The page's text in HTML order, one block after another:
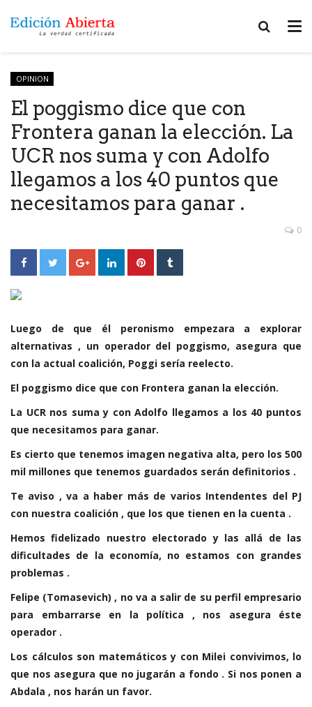
OPINION
El poggismo dice que con
Frontera ganan la elección. La
UCR nos suma y con Adolfo
llegamos a los 40 puntos que
necesitamos para ganar .
0
Luego de que él peronismo empezara a explorar
alternativas , un operador del poggismo, asegura que
con la actual coalición, Poggi sería reelecto.
El poggismo dice que con Frontera ganan la elección.
La UCR nos suma y con Adolfo llegamos a los 40 puntos
que necesitamos para ganar.
Es cierto que tenemos imagen negativa alta, pero los 500
mil millones que tenemos guardados serán definitorios .
Te aviso , va a haber más de varios Intendentes del PJ
con nuestra coalición , que los que tienen en la cuenta .
Hemos fidelizado nuestro electorado y las allá de las
dificultades de la economía, no estamos con grandes
problemas .
Felipe (Tomasevich) , no va a salir de su perfil empresario
para embarrarse en la política , nos asegura éste
operador .
Los cálculos son matemáticos y con Milei convivimos, lo
que nos asegura que no jugarán a fondo . Si nos ponen a
Abdala , nos harán un favor.